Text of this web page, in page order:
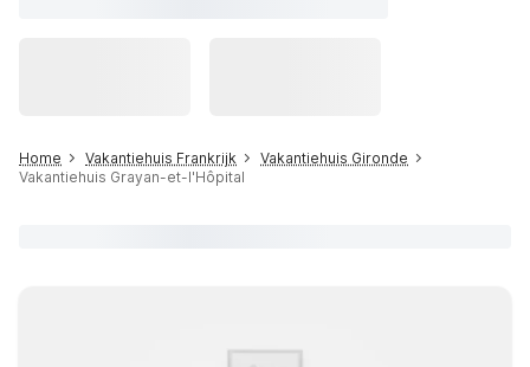
Home Vakantiehuis Frankrijk
Vakantiehuis Gironde
Vakantiehuis Grayan-et-l'Hôpital